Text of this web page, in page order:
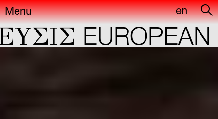
Menu en
EUROPEAN